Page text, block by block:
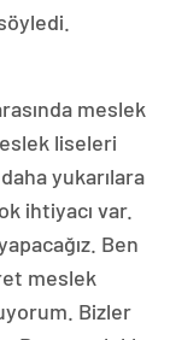
meslek
liseleri
yukarılara
ihtiyacı var.
Ben
meslek
Bizler